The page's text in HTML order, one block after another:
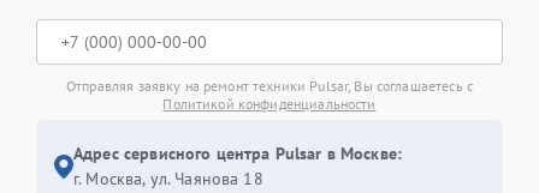
Отправляя заявку на ремонт техники Pulsar, Вы соглашаетесь с
Политикой конфиденциальности
Адрес сервисного центра Pulsar в Москве:
г. Москва, ул. Чаянова 18